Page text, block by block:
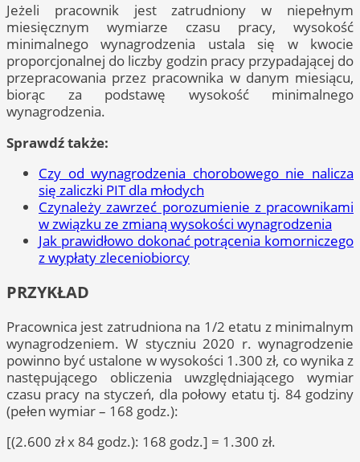
Jeżeli pracownik jest zatrudniony w niepełnym
miesięcznym wymiarze czasu pracy, wysokość
minimalnego wynagrodzenia ustala się w kwocie
proporcjonalnej do liczby godzin pracy przypadającej do
przepracowania przez pracownika w danym miesiącu,
biorąc za podstawę wysokość minimalnego
wynagrodzenia.
Sprawdź także:
Czy od wynagrodzenia chorobowego nie nalicza
się zaliczki PIT dla młodych
Czynależy zawrzeć porozumienie z pracownikami
w związku ze zmianą wysokości wynagrodzenia
Jak prawidłowo dokonać potrącenia komorniczego
z wypłaty zleceniobiorcy
PRZYKŁAD
Pracownica jest zatrudniona na 1/2 etatu z minimalnym
wynagrodzeniem. W styczniu 2020 r. wynagrodzenie
powinno być ustalone w wysokości 1.300 zł, co wynika z
następującego obliczenia uwzględniającego wymiar
czasu pracy na styczeń, dla połowy etatu tj. 84 godziny
(pełen wymiar – 168 godz.):
[(2.600 zł x 84 godz.): 168 godz.] = 1.300 zł.